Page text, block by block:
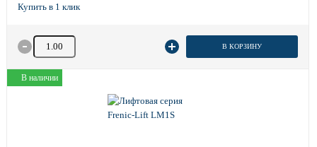
Количество товара В КОРЗИНУ
В наличии